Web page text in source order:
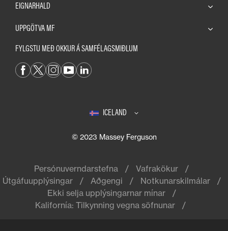
EIGNARHALD
UPPGÖTVA MF
FYLGSTU MEÐ OKKUR Á SAMFÉLAGSMIÐLUM
ICELAND
© 2023 Massey Ferguson
Persónuverndarstefna
Vafrakökur
Útgáfuupplýsingar
Aðgengi
Notkunarskilmálar
Ekki selja upplýsingarnar mínar
Kalifornía: Tilkynning vegna söfnunar